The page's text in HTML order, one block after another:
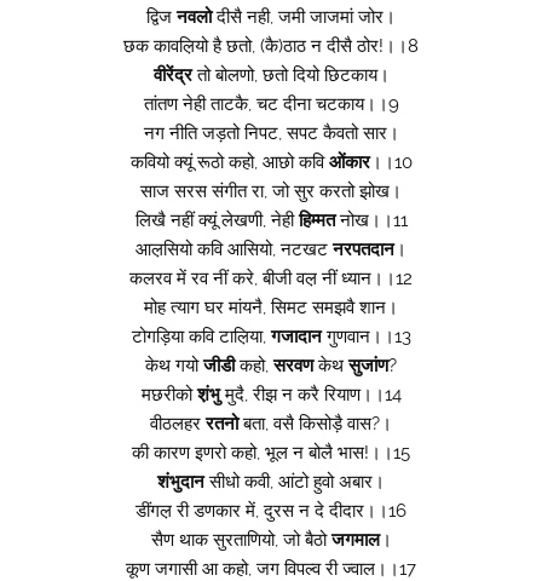
द्विजनवलोदीसै नही, जमी जाजमां जोर।
छक कावल़ियो है छतो, (कै)ठाठ न दीसै ठोर!।।8
वीरेंद्रतो बोलणो, छतो दियो छिटकाय।
तांतण नेही ताटकै, चट दीना चटकाय।।9
नग नीति जड़तो निपट, सपट कैवतो सार।
कवियो क्यूं रूठो कहो, आछो कविओंकार।।10
साज सरस संगीत रा, जो सुर करतो झोख।
लिखै नहीं क्यूं लेखणी, नेहीहिम्मतनोख।।11
आल़सियो कवि आसियो, नटखटनरपतदान।
कलरव में रव नीं करे, बीजी वल़ नीं ध्यान।।12
मोह त्याग घर मांयनै, सिमट समझवै शान।
टोगड़िया कवि टाल़िया,गजादानगुणवान।।13
केथ गयोजीडीकहो,सरवणकेथसुजांण?
मछरीकोश़ंभुमुदै, रीझ न करै रियाण।।14
वीठलहररतनोबता, वसै किसोड़ै वास?।
की कारण इणरो कहो, भूल न बोलै भास!।।15
शंभुदानसीधो कवी, आंटो हुवो अबार।
डींगल़ री डणकार में, दुरस न दे दीदार।।16
सैण थाक सुरताणियो, जो बैठोजगमाल।
कूण जगासी आ कहो, जग विपल्व री ज्वाल।।17